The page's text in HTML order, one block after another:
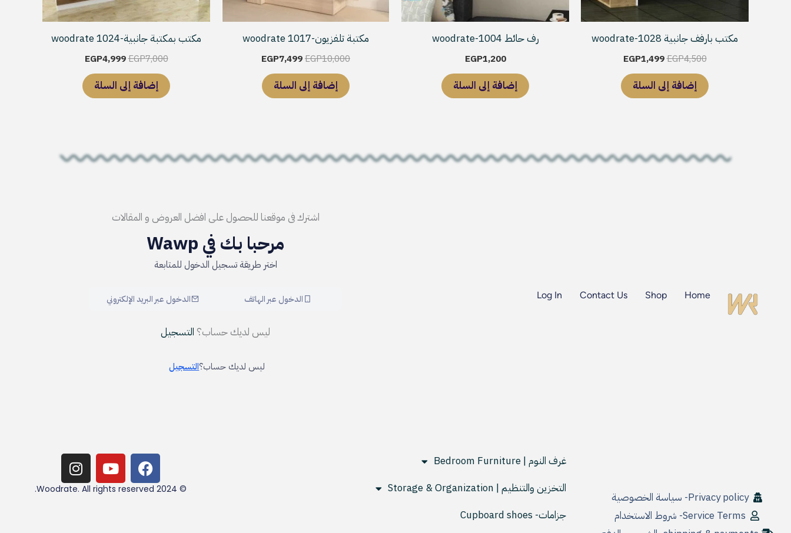
مكتب بارفف جانبية woodrate-1028
EGP4,500
EGP1,499
إضافة إلى السلة
رف حائط woodrate-1004
EGP1,200
إضافة إلى السلة
مكتبة تلفزيون-woodrate 1017
EGP10,000
EGP7,499
إضافة إلى السلة
مكتب بمكتبة جانبية-woodrate 1024
EGP7,000
EGP4,999
إضافة إلى السلة
Home
Shop
Contact Us
Log In
اشترك فى موقعنا للحصول على افضل العروض و المقالات
مرحبا بك في Wawp
اختر طريقة تسجيل الدخول للمتابعة
الدخول عبر الهاتف الدخول عبر البريد الإلكتروني
ليس لديك حساب؟ التسجيل
ليس لديك حساب؟التسجيل
Privacy policy- سياسة الخصوصية
Service Terms- شروط الاستخدام
غرف النوم | Bedroom Furniture
التخزين والتنظيم | Storage & Organization
جزامات- Cupboard shoes
F
a
c
Y
o
u
I
n
s © 2024 Woodrate. All rights reserved.